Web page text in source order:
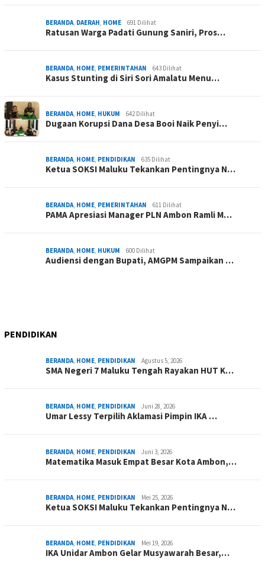
BERANDA, DAERAH, HOME 691 Dilihat
Ratusan Warga Padati Gunung Saniri, Pros…
BERANDA, HOME, PEMERINTAHAN 643 Dilihat
Kasus Stunting di Siri Sori Amalatu Menu…
BERANDA, HOME, HUKUM 642 Dilihat
Dugaan Korupsi Dana Desa Booi Naik Penyi…
BERANDA, HOME, PENDIDIKAN 635 Dilihat
Ketua SOKSI Maluku Tekankan Pentingnya N…
BERANDA, HOME, PEMERINTAHAN 611 Dilihat
PAMA Apresiasi Manager PLN Ambon Ramli M…
BERANDA, HOME, HUKUM 600 Dilihat
Audiensi dengan Bupati, AMGPM Sampaikan …
PENDIDIKAN
BERANDA, HOME, PENDIDIKAN Agustus 5, 2026
SMA Negeri 7 Maluku Tengah Rayakan HUT K…
BERANDA, HOME, PENDIDIKAN Juni 28, 2026
Umar Lessy Terpilih Aklamasi Pimpin IKA …
BERANDA, HOME, PENDIDIKAN Juni 3, 2026
Matematika Masuk Empat Besar Kota Ambon,…
BERANDA, HOME, PENDIDIKAN Mei 25, 2026
Ketua SOKSI Maluku Tekankan Pentingnya N…
BERANDA, HOME, PENDIDIKAN Mei 19, 2026
IKA Unidar Ambon Gelar Musyawarah Besar,…